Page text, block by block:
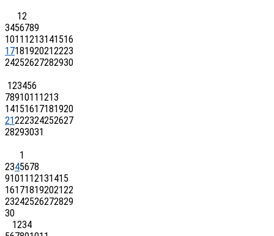
12
3456789
1011 1213141516
17181920212223
24252627282930
123456
7891011 1213
14151617181920
21222324252627
28293031
1
2345678
91011 12131415
16171819202122
23242526272829
30
1234